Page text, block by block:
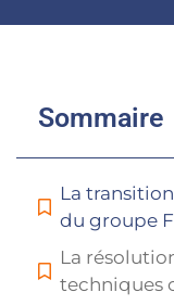
Sommaire
La
du groupe
La
techniques